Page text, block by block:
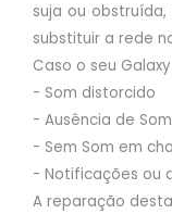
suja ou
substituir a rede
Caso o seu
- Som distorcido
- Ausência de
- Sem Som em
- Notificações ou
A reparação